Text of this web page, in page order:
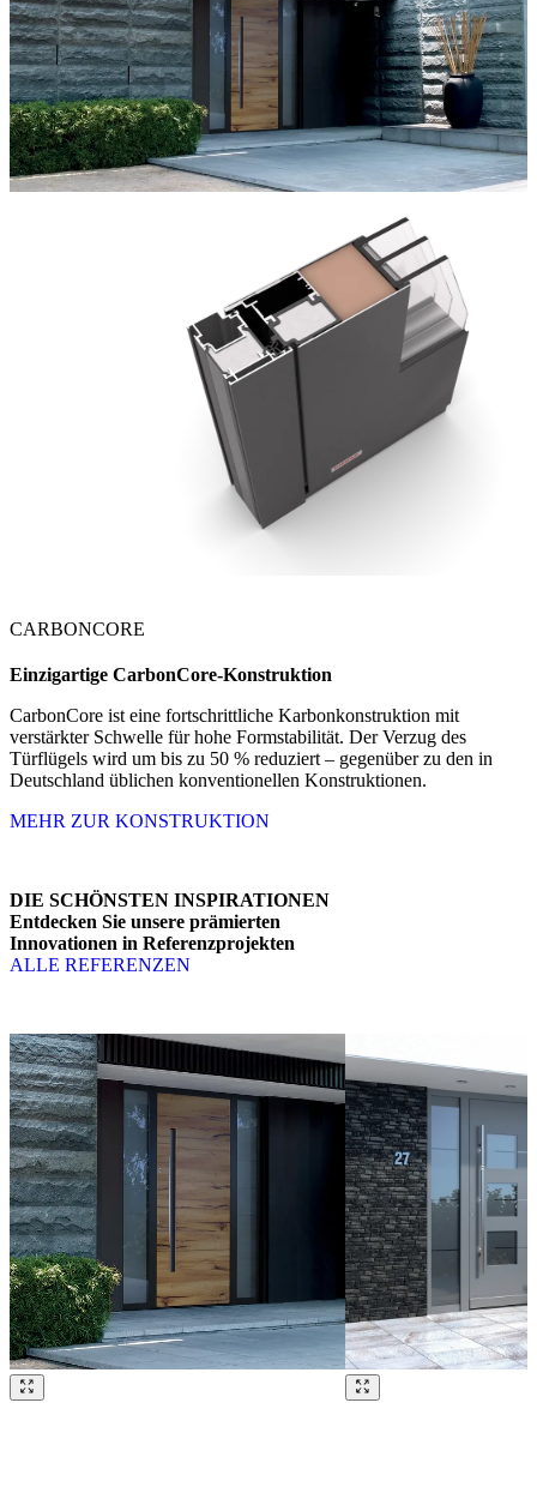
CARBONCORE
Einzigartige CarbonCore-Konstruktion
CarbonCore ist eine fortschrittliche Karbonkonstruktion mit
verstärkter Schwelle für hohe Formstabilität. Der Verzug des
Türflügels wird um bis zu 50 % reduziert – gegenüber zu den in
Deutschland üblichen konventionellen Konstruktionen.
MEHR ZUR KONSTRUKTION
DIE SCHÖNSTEN INSPIRATIONEN
Entdecken Sie unsere prämierten
Innovationen in Referenzprojekten
ALLE REFERENZEN